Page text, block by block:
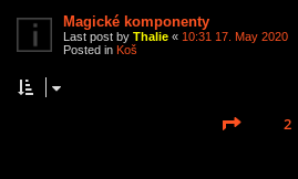
Magické komponenty
Last post by Thalie « 10:31 17. May 2020
Posted in Koš
Page 1of
2